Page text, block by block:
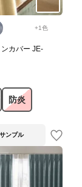
+1色
カバー JE-
防炎
ンプル